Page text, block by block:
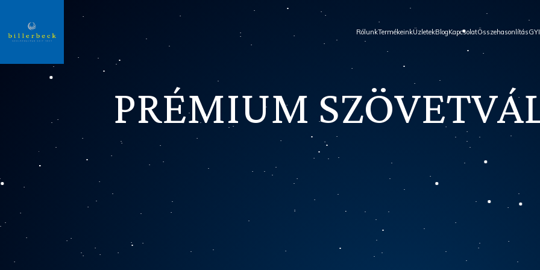
RólunkTermékeinkÜzletekBlogKapcsolatÖsszehasonlítás
PRÉMIUM